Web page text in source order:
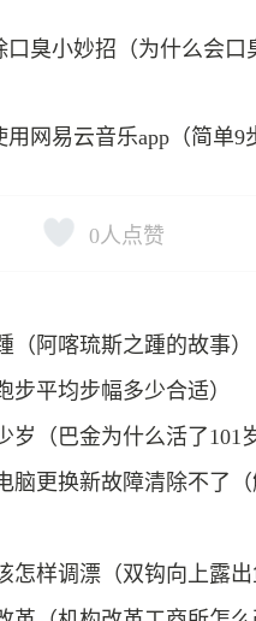
口臭小妙招（为什么会口
用网易云音乐app（简单9
0 人点赞
（阿喀琉斯之踵的故事）
步平均步幅多少合适）
岁（巴金为什么活了101
脑更换新故障清除不了
怎样调漂（双钩向上露出